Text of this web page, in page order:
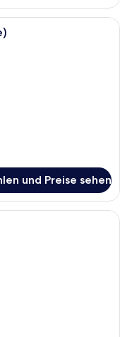
Bettwaren, Minibar,
und Preise sehen
Bettwaren, Minibar,